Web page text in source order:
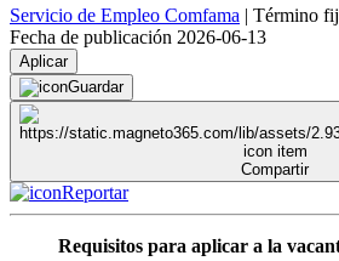
Servicio de Empleo Comfama | Término
Fecha de publicación 2026-06-13
Aplicar
Guardar
Compartir
Reportar
Requisitos para aplicar a la